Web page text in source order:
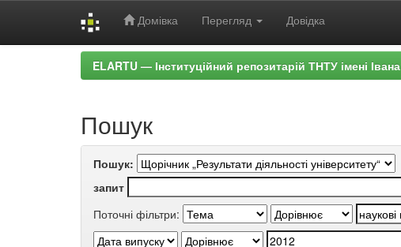
Домівка Перегляд Довідка
ELARTU — Інституційний репозитарій ТНТУ імені
Пошук
Пошук:
запит
Поточні фільтри: